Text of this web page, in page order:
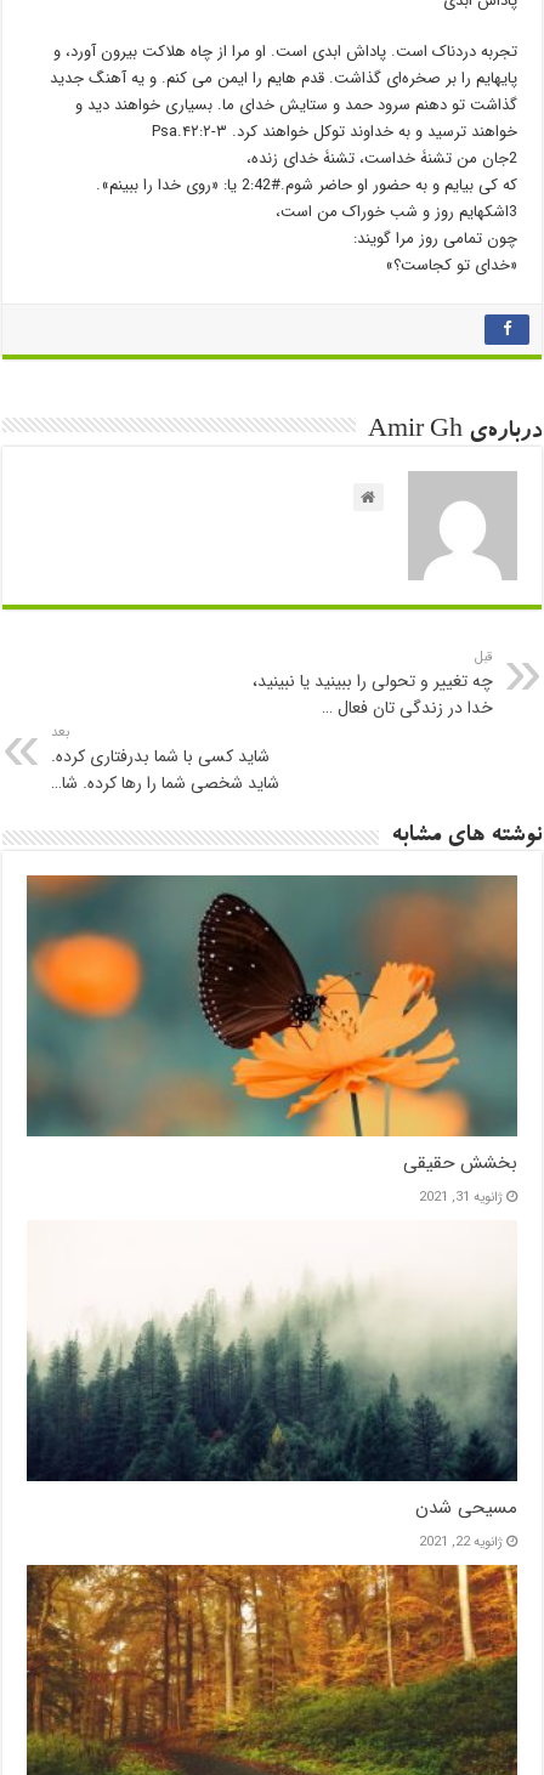
تجربه دردناک است. پاداش ابدی است. او مرا از چاه هلاکت بیرون ﺁورد، و
پایهایم را بر صخره‌ای گذاشت. قدم هایم را ایمن می کنم. و یه ﺁهنگ جدید
گذاشت تو دهنم سرود حمد و ستایش خدای ما. بسیاری خواهند دید و
خواهند ترسید و به خداوند توکل خواهند کرد. Psa.۴۲:۲-۳
2جان من تشنۀ خداست، تشنۀ خدای زنده،
که کی بیایم و به حضور او حاضر شوم.#42‏:2 یا: «روی خدا را ببینم».
3اشکهایم روز و شب خوراک من است،
چون تمامی روز مرا گویند:
«خدای تو کجاست؟»
درباره‌ی Amir Gh
قبل
چه تغییر و تحولی را ببینید یا نبینید،
خدا در زندگی تان فعال …
بعد
شاید کسی با شما بدرفتاری کرده.
شاید شخصی شما را رها کرده. شا…
نوشته های مشابه
بخشش حقیقی
ژانویه 31, 2021
مسیحی شدن
ژانویه 22, 2021